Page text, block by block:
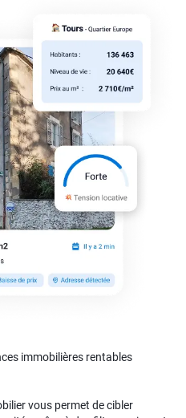
immobilières rentables
vous permet de cibler